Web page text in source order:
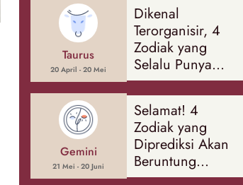
Taurus
20 April - 20 Mei
Dikenal
Terorganisir, 4
Zodiak yang
Selalu Punya
Rencana
Cadangan Soal
Banyak Hal
Gemini
21 Mei - 20 Juni
Selamat! 4
Zodiak yang
Diprediksi Akan
Beruntung
Sepanjang